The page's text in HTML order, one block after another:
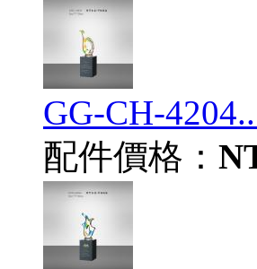
GG-CH-
配件價格：